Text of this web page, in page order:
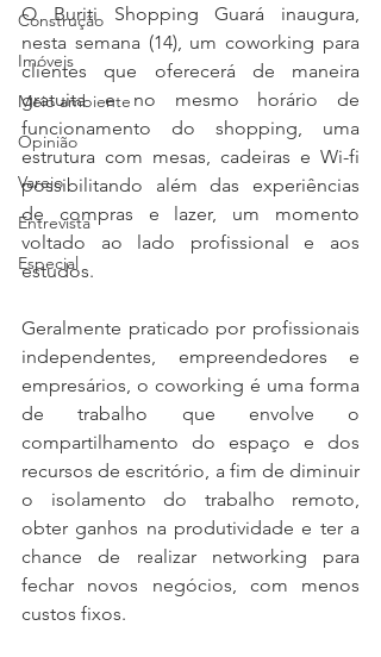
Construção
Imóveis
Meio ambiente
Opinião
Varejo
Entrevista
Especial
O Buriti Shopping Guará inaugura,
nesta semana (14), um coworking para
clientes que oferecerá de maneira
gratuita e no mesmo horário de
funcionamento do shopping, uma
estrutura com mesas, cadeiras e Wi-fi
possibilitando além das experiências
de compras e lazer, um momento
voltado ao lado profissional e aos
estudos.
Geralmente praticado por profissionais
independentes, empreendedores e
empresários, o coworking é uma forma
de trabalho que envolve o
compartilhamento do espaço e dos
recursos de escritório, a fim de diminuir
o isolamento do trabalho remoto,
obter ganhos na produtividade e ter a
chance de realizar networking para
fechar novos negócios, com menos
custos fixos.